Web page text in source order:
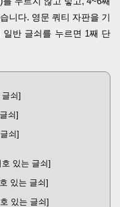
니다. 영문 쿼티 자판을 기
반 글쇠를 누르면 1째 단
쇠]
쇠]
쇠]
있는 글쇠]
있는 글쇠]
있는 글쇠]